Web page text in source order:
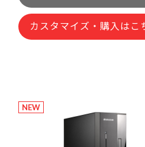
カスタマイズ・購入はこ
NEW